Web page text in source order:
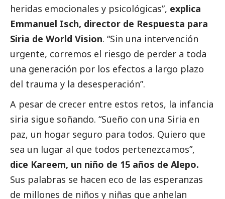
heridas emocionales y psicológicas”, explica
Emmanuel Isch, director de Respuesta para
Siria de World Vision. “Sin una intervención
urgente, corremos el riesgo de perder a toda
una generación por los efectos a largo plazo
del trauma y la desesperación”.
A pesar de crecer entre estos retos, la infancia
siria sigue soñando. “Sueño con una Siria en
paz, un hogar seguro para todos. Quiero que
sea un lugar al que todos pertenezcamos”,
dice Kareem, un niño de 15 años de Alepo.
Sus palabras se hacen eco de las esperanzas
de millones de niños y niñas que anhelan